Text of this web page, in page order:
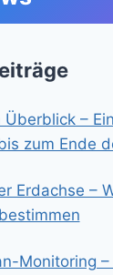
Überblick –
zum Ende
Erdachse –
Monitoring